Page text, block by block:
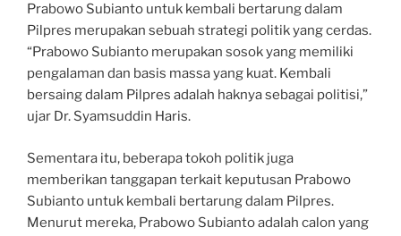
Prabowo Subianto untuk kembali bertarung dalam
Pilpres merupakan sebuah strategi politik yang cerdas.
“Prabowo Subianto merupakan sosok yang memiliki
pengalaman dan basis massa yang kuat. Kembali
bersaing dalam Pilpres adalah haknya sebagai politisi,”
ujar Dr. Syamsuddin Haris.
Sementara itu, beberapa tokoh politik juga
memberikan tanggapan terkait keputusan Prabowo
Subianto untuk kembali bertarung dalam Pilpres.
Menurut mereka, Prabowo Subianto adalah calon yang